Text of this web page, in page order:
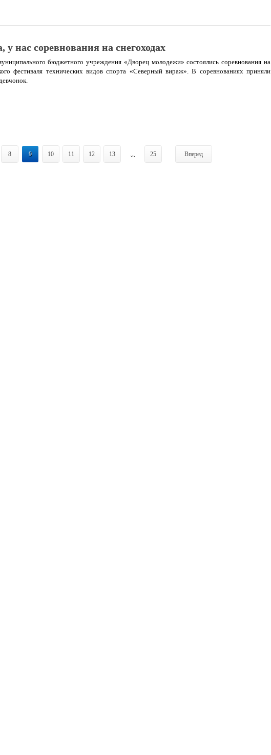
у нас соревнования на снегоходах
бюджетного учреждения «Дворец молодежи» состоялись соревнования на
фестиваля технических видов спорта «Северный вираж». В соревнованиях приняли
8 9 10 11 12 13 ... 25 Вперед